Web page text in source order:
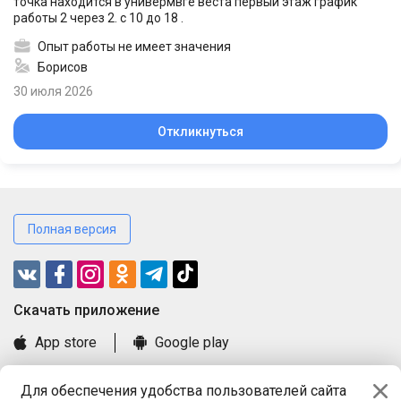
Для обеспечения удобства пользователей сайта
работы 2 через 2. с 10 до 18 .
Опыт работы не имеет значения
Борисов
30 июля 2026
Откликнуться
Полная версия
Cкачать приложение
App store
Google play